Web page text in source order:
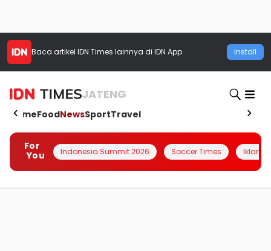
Baca artikel IDN Times lainnya di IDN App Install
JATENG
HomeFoodNewsSportTravel
For
You
Indonesia Summit 2026 Soccer Times Iklanin